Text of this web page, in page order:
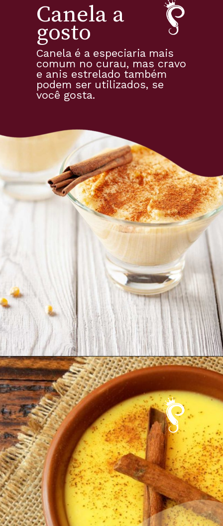
Canela é a especiaria mais
comum no curau, mas cravo
e anis estrelado também
podem ser utilizados, se
você gosta.
Canela a
gosto